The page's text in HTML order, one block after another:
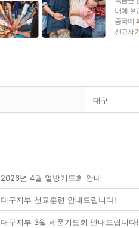
대구
2026년 4월 열방기도회 안내
대구지부 선교훈련 안내드립니다!
대구지부 3월 세품기도회 안내드립니다!